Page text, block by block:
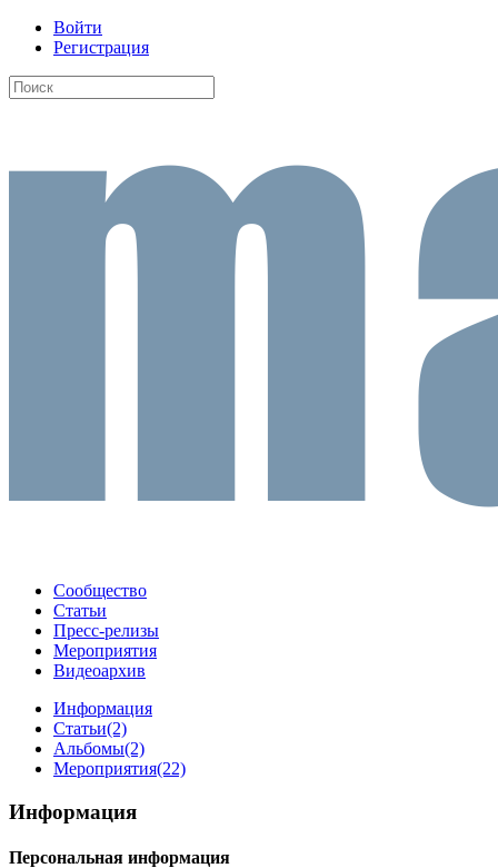
Войти
Регистрация
Сообщество
Статьи
Пресс-релизы
Мероприятия
Видеоархив
Информация
Статьи(2)
Альбомы(2)
Мероприятия(22)
Информация
Персональная информация